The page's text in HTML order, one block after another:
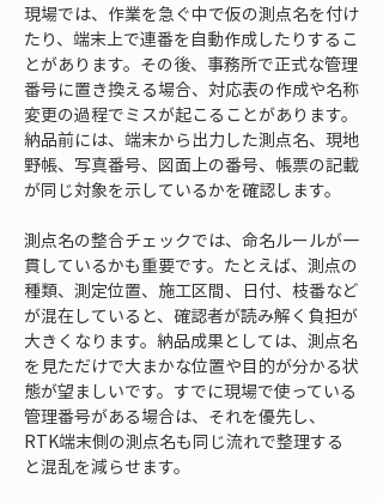
現場では、作業を急ぐ中で仮の測点名を付け
たり、端末上で連番を自動作成したりするこ
とがあります。その後、事務所で正式な管理
番号に置き換える場合、対応表の作成や名称
変更の過程でミスが起こることがあります。
納品前には、端末から出力した測点名、現地
野帳、写真番号、図面上の番号、帳票の記載
が同じ対象を示しているかを確認します。
測点名の整合チェックでは、命名ルールが一
貫しているかも重要です。たとえば、測点の
種類、測定位置、施工区間、日付、枝番など
が混在していると、確認者が読み解く負担が
大きくなります。納品成果としては、測点名
を見ただけで大まかな位置や目的が分かる状
態が望ましいです。すでに現場で使っている
管理番号がある場合は、それを優先し、
RTK端末側の測点名も同じ流れで整理する
と混乱を減らせます。